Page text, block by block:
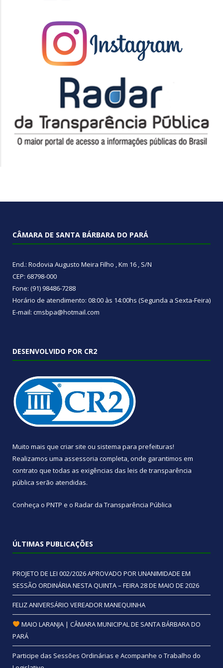
CÂMARA DE SANTA BÁRBARA DO PARÁ
End.: Rodovia Augusto Meira Filho , Km 16 , S/N
CEP: 68798-000
Fone: (91) 98486-7288
Horário de atendimento: 08:00 às 14:00hs (Segunda a Sexta-Feira)
E-mail: cmsbpa@hotmail.com
DESENVOLVIDO POR CR2
Muito mais que criar site ou sistema para prefeituras!
Realizamos uma assessoria completa, onde garantimos em
contrato que todas as exigências das leis de transparência
pública serão atendidas.
Conheça o PNTP e o Radar da Transparência Pública
ÚLTIMAS PUBLICAÇÕES
PROJETO DE LEI 002/2026 APROVADO POR UNANIMIDADE EM
SESSÃO ORDINÁRIA NESTA QUINTA – FEIRA 28 DE MAIO DE 2026
FELIZ ANIVERSÁRIO VEREADOR MANEQUINHA
MAIO LARANJA | CÂMARA MUNICIPAL DE SANTA BÁRBARA DO
PARÁ
Participe das Sessões Ordinárias e Acompanhe o Trabalho do